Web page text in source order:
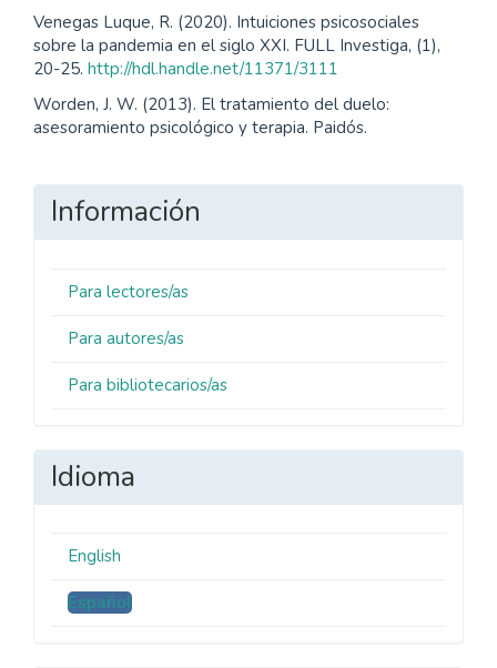
Venegas Luque, R. (2020). Intuiciones psicosociales
sobre la pandemia en el siglo XXI. FULL Investiga, (1),
20-25. http://hdl.handle.net/11371/3111
Worden, J. W. (2013). El tratamiento del duelo:
asesoramiento psicológico y terapia. Paidós.
Información
Para lectores/as
Para autores/as
Para bibliotecarios/as
Idioma
English
Español